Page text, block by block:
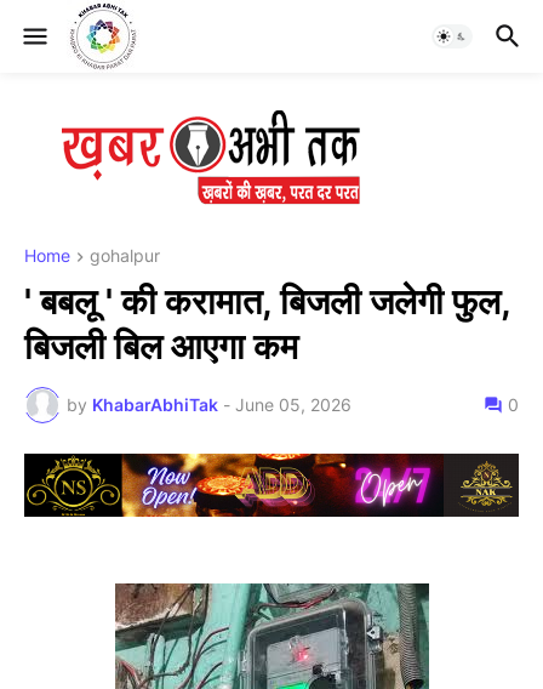
Home gohalpur
' बबलू ' की करामात, बिजली जलेगी फुल,
बिजली बिल आएगा कम
by KhabarAbhiTak - June 05, 2026 0